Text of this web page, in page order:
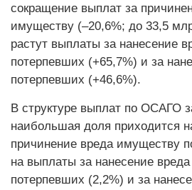
сокращение выплат за
имуществу (–20,6%; до 33,5
растут выплаты за нанесение
потерпевших (+65,7%) и за
потерпевших (+46,6%).
В структуре выплат по ОСАГО
наибольшая доля приходится
причинение вреда имуществу
на выплаты за нанесение
потерпевших (2,2%) и за